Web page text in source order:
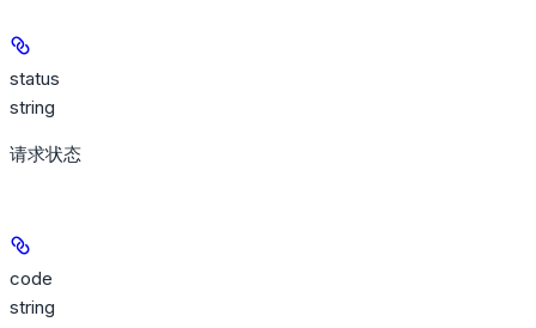
status
string
请求状态
code
string